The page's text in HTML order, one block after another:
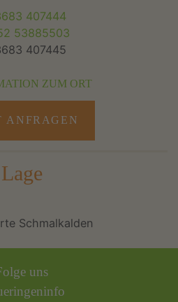
407444
53885503
407445
ZUM ORT
ANFRAGEN
Lage
uns